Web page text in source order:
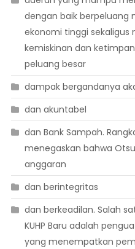
dengan baik
ekonomi tinggi sekaligus
kemiskinan dan
peluang besar
dampak bergandanya
dan akuntabel
dan Bank Sampah.
menegaskan bahwa
anggaran
dan berintegritas
dan berkeadilan. Salah
KUHP Baru adalah
yang menempatkan